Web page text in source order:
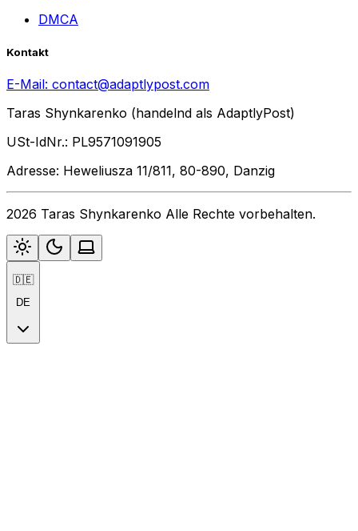
DMCA
Kontakt
E-Mail: contact@adaptlypost.com
Taras Shynkarenko (handelnd als AdaptlyPost)
USt-IdNr.: PL9571091905
Adresse: Heweliusza 11/811, 80-890, Danzig
2026 Taras Shynkarenko Alle Rechte vorbehalten.
🇩🇪
DE